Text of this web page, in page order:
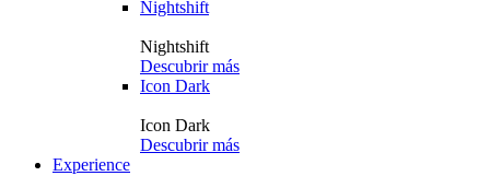
Nightshift
Nightshift
Descubrir más
Icon Dark
Icon Dark
Descubrir más
Experience